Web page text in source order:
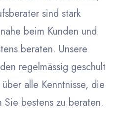
sind stark
beim Kunden und
beraten. Unsere
regelmässig geschult
alle Kenntnisse, die
bestens zu beraten.